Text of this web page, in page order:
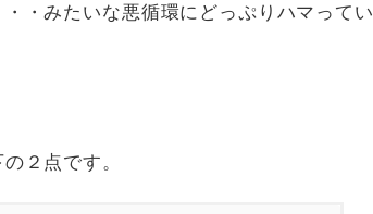
・みたいな悪循環にどっぷりハマってい
２点です。